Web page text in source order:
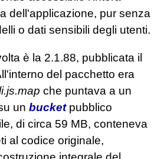
dell'applicazione, pur senza
o dati sensibili degli utenti.
è la 2.1.88, pubblicata il
del pacchetto era
che puntava a un
un bucketpubblico
di circa 59 MB, conteneva
al codice originale,